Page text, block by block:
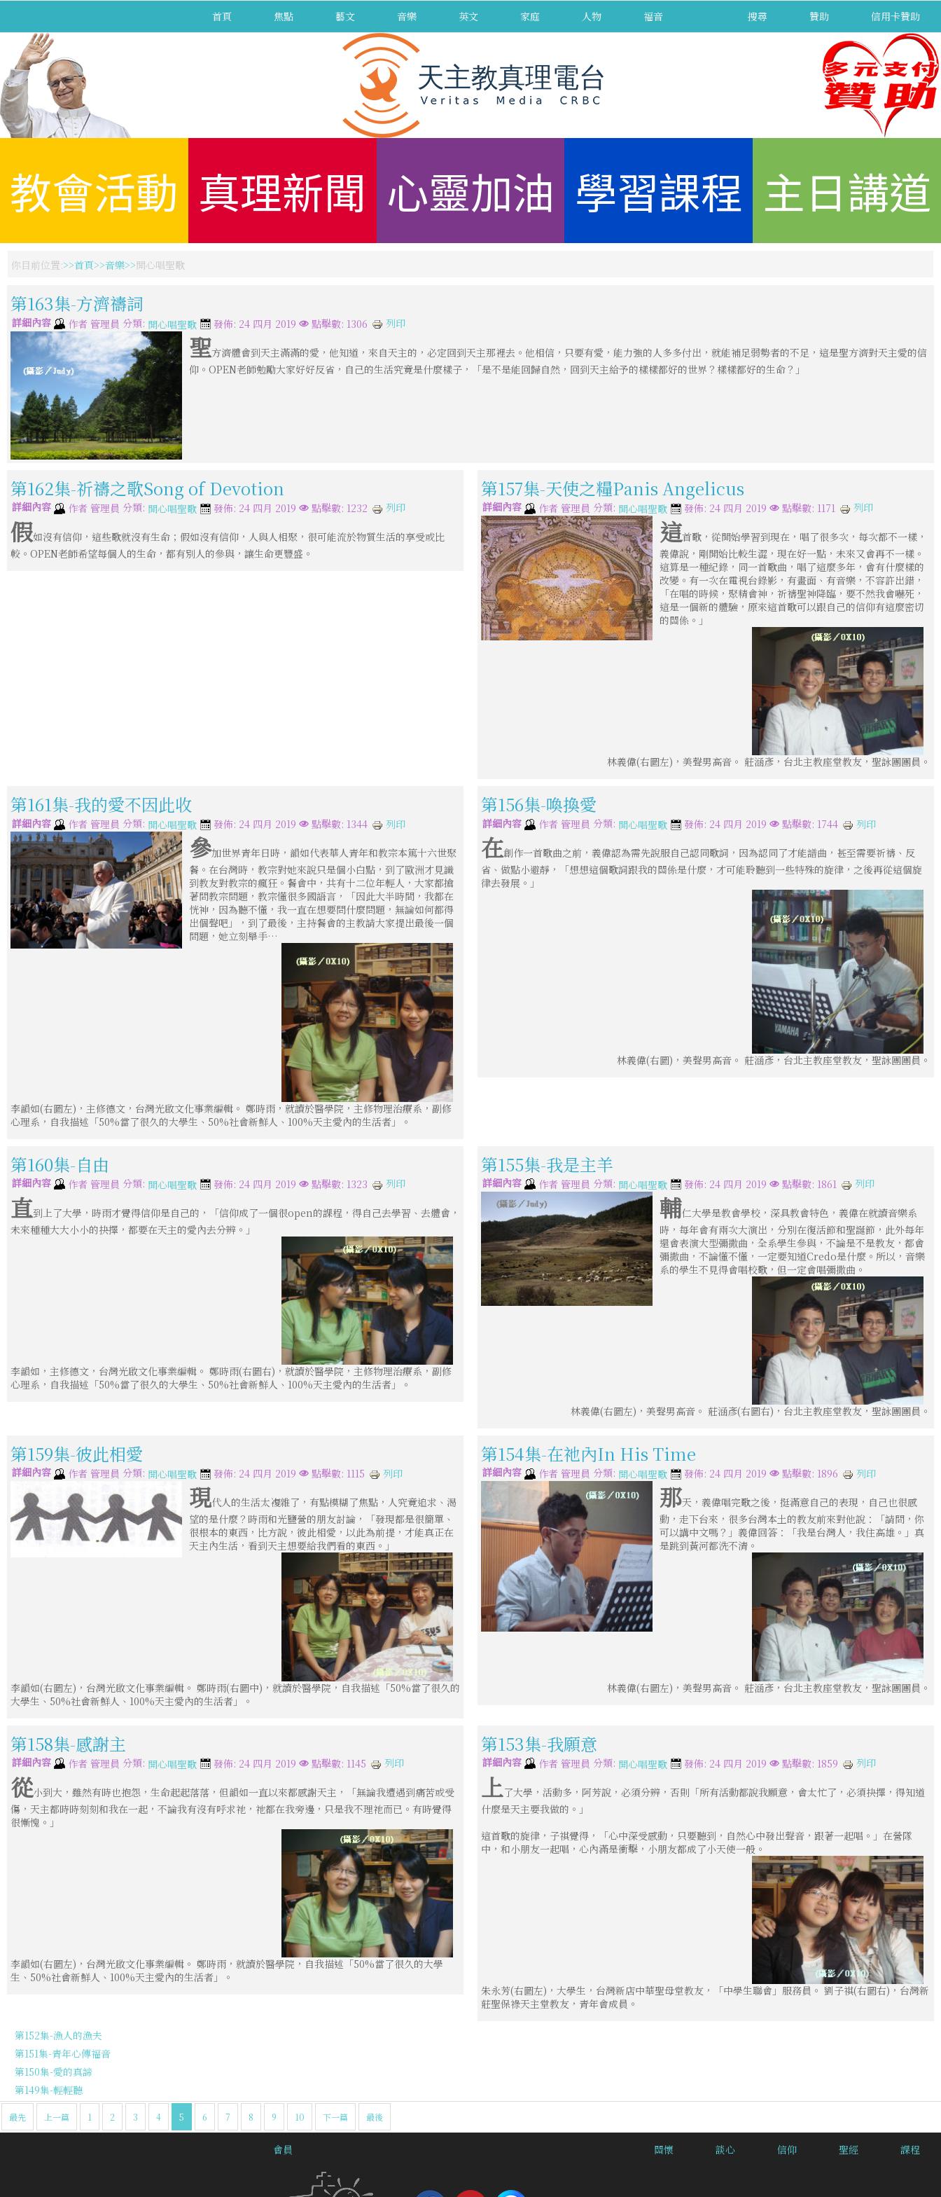
首頁 焦點 藝文 音樂 英文 家庭 人物 福音 搜尋 贊助 信用卡贊助
教會活動 真理新聞 心靈加油 學習課程 主日講道
你目前位置: 首頁 音樂 開心唱聖歌
第163集-方濟禱詞
詳細內容 作者 管理員 分類: 開心唱聖歌 發佈: 24 四月 2019 點擊數: 1306 列印
聖方濟體會到天主滿滿的愛，他知道，來自天主的，必定回到天主那裡去。他相信，只要有愛，能力強的人多多付出，就能補足弱勢者的不足，這是聖方濟對天主愛的信
仰。OPEN老師勉勵大家好好反省，自己的生活究竟是什麼樣子，「是不是能回歸自然，回到天主給予的樣樣都好的世界？樣樣都好的生命？」
第162集-祈禱之歌Song of Devotion
詳細內容 作者 管理員 分類: 開心唱聖歌 發佈: 24 四月 2019 點擊數: 1232 列印
假如沒有信仰，這些歌就沒有生命；假如沒有信仰，人與人相聚，很可能流於物質生活的享受或比
較。OPEN老師希望每個人的生命，都有別人的參與，讓生命更豐盛。
第157集-天使之糧Panis Angelicus
詳細內容 作者 管理員 分類: 開心唱聖歌 發佈: 24 四月 2019 點擊數: 1171 列印
這首歌，從開始學習到現在，唱了很多次，每次都不一樣，
義偉說，剛開始比較生澀，現在好一點，未來又會再不一樣。
這算是一種紀錄，同一首歌曲，唱了這麼多年，會有什麼樣的
改變。有一次在電視台錄影，有畫面、有音樂，不容許出錯，
「在唱的時候，聚精會神，祈禱聖神降臨，要不然我會嚇死，
這是一個新的體驗，原來這首歌可以跟自己的信仰有這麼密切
的關係。」
林義偉(右圖左)，美聲男高音。 莊涵彥，台北主教座堂教友，聖詠團團員。
第161集-我的愛不因此收
詳細內容 作者 管理員 分類: 開心唱聖歌 發佈: 24 四月 2019 點擊數: 1344 列印
參加世界青年日時，韻如代表華人青年和教宗本篤十六世聚
餐。在台灣時，教宗對她來說只是個小白點，到了歐洲才見識
到教友對教宗的瘋狂。餐會中，共有十二位年輕人，大家都搶
著問教宗問題，教宗懂很多國語言，「因此大半時間，我都在
恍神，因為聽不懂，我一直在想要問什麼問題，無論如何都得
出個聲吧」，到了最後，主持餐會的主教請大家提出最後一個
問題，她立刻舉手…
李韻如(右圖左)，主修德文，台灣光啟文化事業編輯。 鄭時雨，就讀於醫學院，主修物理治療系，副修
心理系，自我描述「50%當了很久的大學生、50%社會新鮮人、100%天主愛內的生活者」。
第156集-喚換愛
詳細內容 作者 管理員 分類: 開心唱聖歌 發佈: 24 四月 2019 點擊數: 1744 列印
在創作一首歌曲之前，義偉認為需先說服自己認同歌詞，因為認同了才能譜曲，甚至需要祈禱、反
省、做點小避靜，「想想這個歌詞跟我的關係是什麼，才可能聆聽到一些特殊的旋律，之後再從這個旋
律去發展。」
林義偉(右圖)，美聲男高音。 莊涵彥，台北主教座堂教友，聖詠團團員。
第160集-自由
詳細內容 作者 管理員 分類: 開心唱聖歌 發佈: 24 四月 2019 點擊數: 1323 列印
直到上了大學，時雨才覺得信仰是自己的，「信仰成了一個很open的課程，得自己去學習、去體會，
未來種種大大小小的抉擇，都要在天主的愛內去分辨。」
李韻如，主修德文，台灣光啟文化事業編輯。 鄭時雨(右圖右)，就讀於醫學院，主修物理治療系，副修
心理系，自我描述「50%當了很久的大學生、50%社會新鮮人、100%天主愛內的生活者」。
第155集-我是主羊
詳細內容 作者 管理員 分類: 開心唱聖歌 發佈: 24 四月 2019 點擊數: 1861 列印
輔仁大學是教會學校，深具教會特色，義偉在就讀音樂系
時，每年會有兩次大演出，分別在復活節和聖誕節，此外每年
還會表演大型彌撒曲，全系學生參與，不論是不是教友，都會
彌撒曲，不論懂不懂，一定要知道Credo是什麼。所以，音樂
系的學生不見得會唱校歌，但一定會唱彌撒曲。
林義偉(右圖左)，美聲男高音。 莊涵彥(右圖右)，台北主教座堂教友，聖詠團團員。
第159集-彼此相愛
詳細內容 作者 管理員 分類: 開心唱聖歌 發佈: 24 四月 2019 點擊數: 1115 列印
現代人的生活太複雜了，有點模糊了焦點，人究竟追求、渴
望的是什麼？時雨和光鹽營的朋友討論，「發現都是很簡單、
很根本的東西，比方說，彼此相愛，以此為前提，才能真正在
天主內生活，看到天主想要給我們看的東西。」
李韻如(右圖左)，台灣光啟文化事業編輯。 鄭時雨(右圖中)，就讀於醫學院，自我描述「50%當了很久的
大學生、50%社會新鮮人、100%天主愛內的生活者」。
第154集-在祂內In His Time
詳細內容 作者 管理員 分類: 開心唱聖歌 發佈: 24 四月 2019 點擊數: 1896 列印
那天，義偉唱完歌之後，挺滿意自己的表現，自己也很感
動，走下台來，很多台灣本土的教友前來對他說：「請問，你
可以講中文嗎？」義偉回答：「我是台灣人，我住高雄。」真
是跳到黃河都洗不清。
林義偉(右圖左)，美聲男高音。 莊涵彥，台北主教座堂教友，聖詠團團員。
第158集-感謝主
詳細內容 作者 管理員 分類: 開心唱聖歌 發佈: 24 四月 2019 點擊數: 1145 列印
從小到大，雖然有時也抱怨，生命起起落落，但韻如一直以來都感謝天主，「無論我遭遇到痛苦或受
傷，天主都時時刻刻和我在一起，不論我有沒有呼求祂，祂都在我旁邊，只是我不理祂而已。有時覺得
很慚愧。」
李韻如(右圖左)，台灣光啟文化事業編輯。 鄭時雨，就讀於醫學院，自我描述「50%當了很久的大學
生、50%社會新鮮人、100%天主愛內的生活者」。
第153集-我願意
詳細內容 作者 管理員 分類: 開心唱聖歌 發佈: 24 四月 2019 點擊數: 1859 列印
上了大學，活動多，阿芳說，必須分辨，否則「所有活動都說我願意，會太忙了，必須抉擇，得知道
什麼是天主要我做的。」
這首歌的旋律，子祺覺得，「心中深受感動，只要聽到，自然心中發出聲音，跟著一起唱。」在營隊
中，和小朋友一起唱，心內滿是衝擊，小朋友都成了小天使一般。
朱永芳(右圖左)，大學生，台灣新店中華聖母堂教友，「中學生聯會」服務員。 劉子祺(右圖右)，台灣新
莊聖保祿天主堂教友，青年會成員。
第152集-漁人的漁夫
第151集-青年心傳福音
第150集-愛的真諦
第149集-輕輕聽
最先 上一篇 1 2 3 4 5 6 7 8 9 10 下一篇 最後
會員 關懷 談心 信仰 聖經 課程